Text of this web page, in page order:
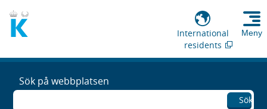
International
residents
Meny
Sök på webbplatsen
Sök